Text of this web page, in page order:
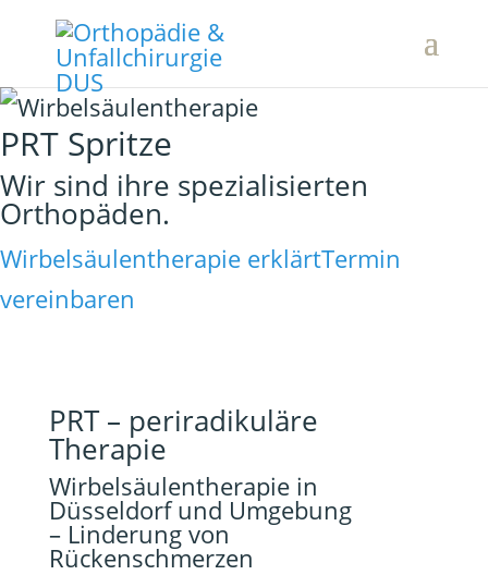
PRT Spritze
Wir sind ihre spezialisierten
Orthopäden.
Wirbelsäulentherapie erklärtTermin
vereinbaren
PRT – periradikuläre
Therapie
Wirbelsäulentherapie in
Düsseldorf und Umgebung
– Linderung von
Rückenschmerzen